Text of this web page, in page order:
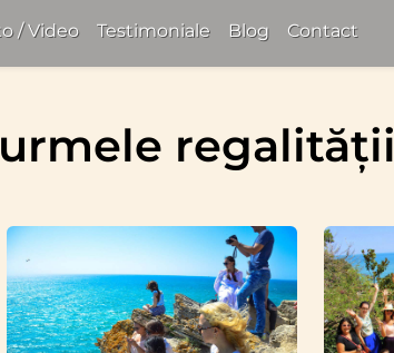
/ Video Testimoniale Blog Contact
regalității